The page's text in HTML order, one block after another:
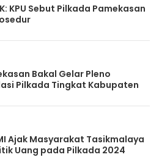
KPU Sebut Pilkada Pamekasan
Bakal Gelar Pleno
Pilkada Tingkat Kabupaten
Ajak Masyarakat Tasikmalaya
Uang pada Pilkada 2024